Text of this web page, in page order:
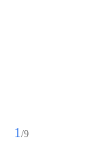
1 /9